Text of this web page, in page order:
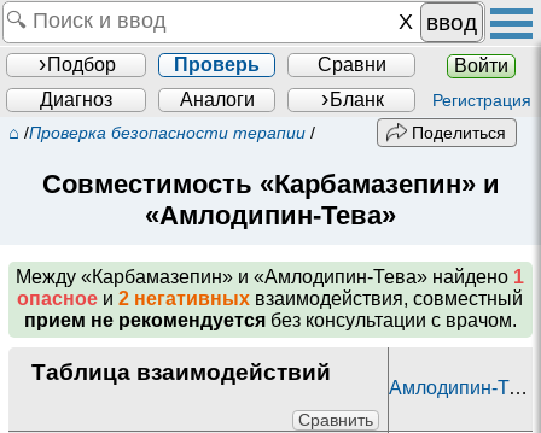
ввод
Подбор Проверь Сравни
Войти
Диагноз
Аналоги Бланк Регистрация
⌂ /Проверка безопасности терапии / Поделиться
Совместимость «Карбамазепин» и
«Амлодипин-Тева»
Между«Карбамазепин» и «Амлодипин-Тева» найдено 1
опасное и2 негативных взаимодействия, совместный
прием не рекомендуетсябез консультации с врачом.
Таблица взаимодействий
Сравнить
Амлодипин-Тева